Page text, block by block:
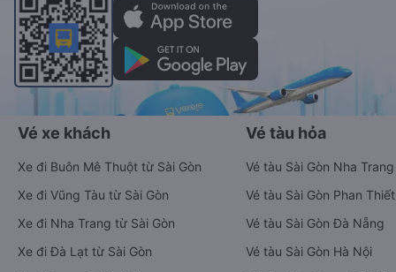
Vé xe khách
Xe đi Buôn Mê Thuột từ Sài Gòn
Xe đi Vũng Tàu từ Sài Gòn
Xe đi Nha Trang từ Sài Gòn
Xe đi Đà Lạt từ Sài Gòn
Vé tàu hỏa
Vé tàu Sài Gòn Nha Trang
Vé tàu Sài Gòn Phan Thiết
Vé tàu Sài Gòn Đà Nẵng
Vé tàu Sài Gòn Hà Nội